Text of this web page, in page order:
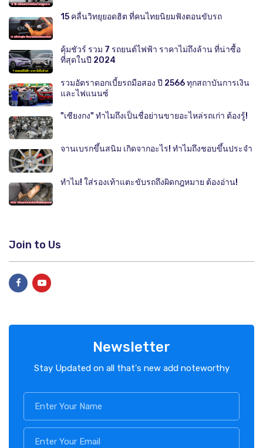
15 คลื่นวิทยุยอดฮิต ที่คนไทยนิยมฟังตอนขับรถ
คุ้มชัวร์ รวม 7 รถยนต์ไฟฟ้า ราคาไม่ถึงล้าน ที่น่าซื้อ
ที่สุดในปี 2024
รวมอัตราดอกเบี้ยรถมือสอง ปี 2566 ทุกสถาบันการเงิน
และไฟแนนซ์
"เซียงกง" ทำไมถึงเป็นชื่อย่านขายอะไหล่รถเก่า ต้องรู้!
จานเบรกขึ้นสนิม เกิดจากอะไร! ทำไมถึงชอบขึ้นประจำ
ทำไม! ใส่รองเท้าแตะขับรถถึงผิดกฎหมาย ต้องอ่าน!
Join to Us
Newsletter
Stay Updated on all that's new add noteworthy